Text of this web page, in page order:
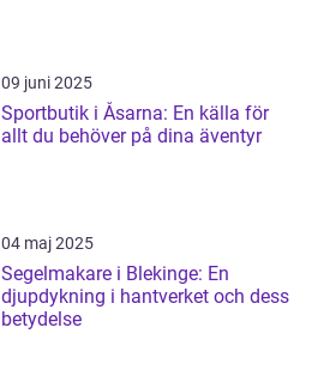
09 juni 2025
Sportbutik i Åsarna: En källa för
allt du behöver på dina äventyr
04 maj 2025
Segelmakare i Blekinge: En
djupdykning i hantverket och dess
betydelse